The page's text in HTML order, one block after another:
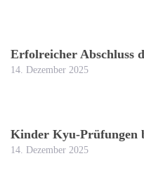
Erfolreicher Abschluss
14. Dezember 2025
Kinder Kyu-Prüfungen
14. Dezember 2025